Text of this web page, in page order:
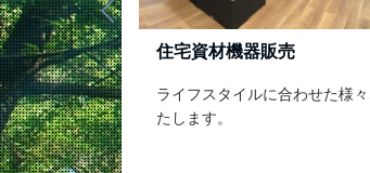
た様々な住環境をご提案い
。
新築・リフォー
リフォーム・増